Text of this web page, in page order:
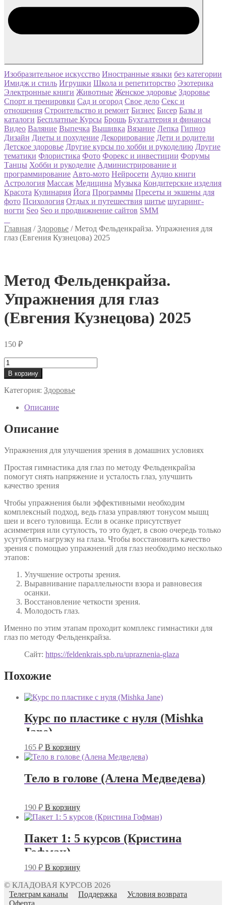
Изобразительное искусство Иностранные языки без категории
Имидж и стиль Игрушки Школа и репетиторство Эзотерика
Электронные книги Животные Женское здоровье Здоровье
Спорт и тренировки Сад и огород Свое дело Секс и
отношения Строительство и ремонт Бизнес Бисер Базы и
каталоги Бесплатные Курсы Брошь Бухгалтерия и финансы
Видео Валяние Выпечка Вышивка Вязание Лепка Гипноз
Дизайн Диеты и похудение Декорирование Дети и родители
Детское здоровье Другие курсы по хобби и рукоделию Другие
тематики Флористика Фото Форекс и инвестиции Форумы
Танцы Хобби и рукоделие Администрирование и
программирование Авто-мото Нейросети Аудио книги
Астрология Массаж Медицина Музыка Кондитерские изделия
Красота Кулинария Йога Программы Пресеты и экшены для
фото Психология Отдых и путешествия шитье шугаринг-
ногти Seo Seo и продвижнение сайтов SMM
Главная /Здоровье /Метод Фельденкрайза. Упражнения для
глаз (Евгения Кузнецова) 2025
Метод Фельденкрайза.
Упражнения для глаз
(Евгения Кузнецова) 2025
150 ₽
Количество
товара
Метод
Фельденкрайза.
(Евгения
Кузнецова)
В корзину
Категория: Здоровье
Описание
Описание
Упражнения для улучшения зрения в домашних условиях
Простая гимнастика для глаз по методу Фельденкрайза
помогут снять напряжение и усталость глаз, улучшить
качество зрения
Чтобы упражнения были эффективными необходим
комплексный подход, ведь глаза управляют тонусом мышц
шеи и всего туловища. Если в осанке присутствует
асимметрия или сутулость, то это будет, в свою очередь только
усугублять нагрузку на глаза. Чтобы восстановить качество
зрения с помощью упражнений для глаз необходимо несколько
этапов:
Улучшение остроты зрения.
Выравнивание параллельности взора и равновесия
осанки.
Восстановление четкости зрения.
Молодость глаз.
Именно по этим этапам проходит комплекс гимнастики для
глаз по методу Фельденкрайза.
Сайт: https://feldenkrais.spb.ru/upraznenia-glaza
Похожие
Курс по пластике с нуля (Mishka
Jane)
165 ₽ В корзину
Тело в голове (Алена Медведева)
190 ₽ В корзину
Пакет 1: 5 курсов (Кристина
Гофман)
190 ₽ В корзину
© КЛАДОВАЯ КУРСОВ 2026
Телеграм каналы
Поддержка
Условия возврата
Оферта